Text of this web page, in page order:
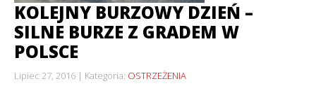
KOLEJNY BURZOWY DZIEŃ –
SILNE BURZE Z GRADEM W
POLSCE
Lipiec 27, 2016 Kategoria: OSTRZEŻENIA